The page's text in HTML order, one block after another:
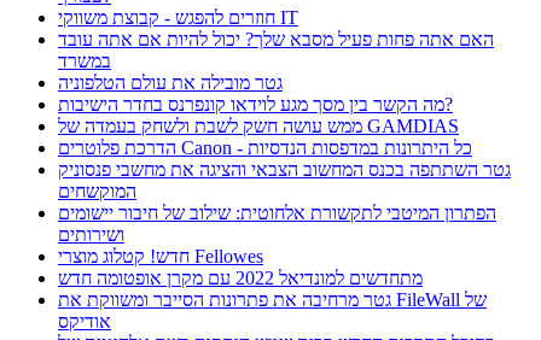
חוזרים להפגש - קבוצת משווקי IT
האם אתה פחות פעיל מסבא שלך? יכול להיות אם אתה עובד
במשרד
גטר מובילה את עולם הטלפוניה
מה הקשר בין מסך מגע לוידאו קונפרנס בחדר הישיבות?
ממש עושה חשק לשבת ולשחק בעמדה של GAMDIAS
הדרכת פלוטרים Canon - כל היתרונות במדפסות הנדסיות
גטר השתתפה בכנס המחשוב הצבאי והציגה את מחשבי פנסוניק
המוקשחים
הפתרון המיטבי לתקשורת אלחוטית: שילוב של חיבור יישומים
ושירותים
חדש! קטלוג מוצרי Fellowes
מתחדשים למונדיאל 2022 עם מקרן אופטומה חדש
גטר מרחיבה את פתרונות הסייבר ומשווקת את FileWall של
אודיקס